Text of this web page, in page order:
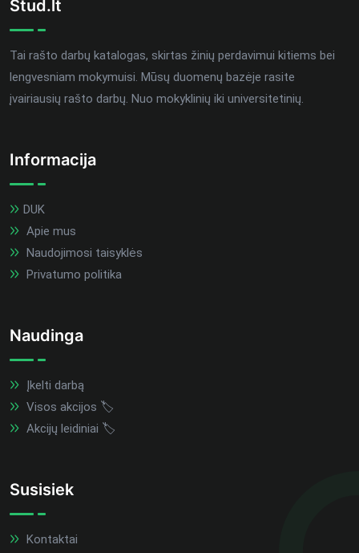
Stud.lt
Tai rašto darbų katalogas, skirtas žinių perdavimui kitiems bei
lengvesniam mokymuisi. Mūsų duomenų bazėje rasite
įvairiausių rašto darbų. Nuo mokyklinių iki universitetinių.
Informacija
DUK
Apie mus
Naudojimosi taisyklės
Privatumo politika
Naudinga
Įkelti darbą
Visos akcijos 🏷️
Akcijų leidiniai 🏷️
Susisiek
Kontaktai